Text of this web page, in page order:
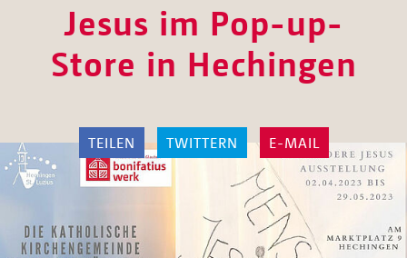
Jesus im Pop-up-
Store in Hechingen
TEILEN TWITTERN E-MAIL